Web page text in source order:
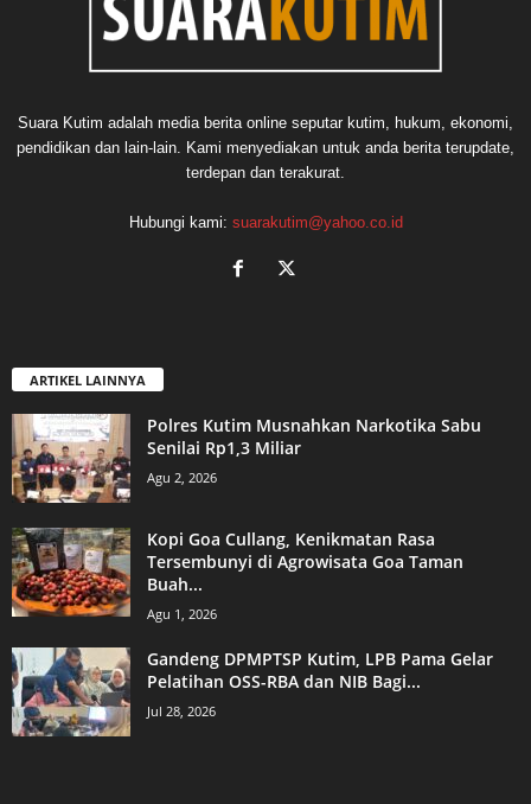
Suara Kutim adalah media berita online seputar kutim, hukum, ekonomi,
pendidikan dan lain-lain. Kami menyediakan untuk anda berita terupdate,
terdepan dan terakurat.
Hubungi kami: suarakutim@yahoo.co.id
ARTIKEL LAINNYA
Polres Kutim Musnahkan Narkotika Sabu
Senilai Rp1,3 Miliar
Agu 2, 2026
Kopi Goa Cullang, Kenikmatan Rasa
Tersembunyi di Agrowisata Goa Taman
Buah...
Agu 1, 2026
Gandeng DPMPTSP Kutim, LPB Pama Gelar
Pelatihan OSS-RBA dan NIB Bagi...
Jul 28, 2026